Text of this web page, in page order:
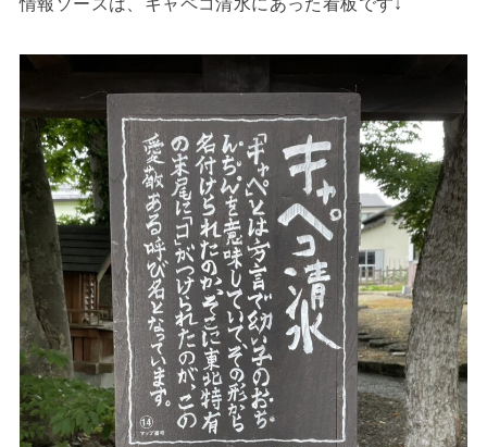
情報ソースは、キャペコ清水にあった看板です↓